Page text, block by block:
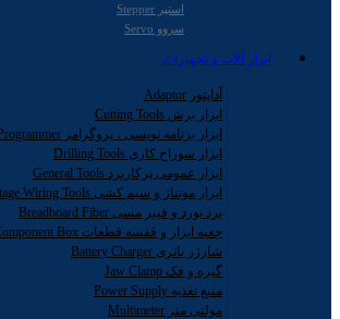
استپر Stepper
سروو Servo
ابزار آلات و تجهیزات
آداپتور Adaptor
ابزار برش Cutting Tools
ابزار برنامه نویسی ، پروگرامر Programmer
ابزار سوراخ کاری Drilling Tools
ابزار عمومی پرکاربرد General Tools
ابزار مونتاژ و سیم کشی Montage Wiring Tools
برد بورد و فیبر مسی Breadboard Fiber
جعبه ابزار و قفسه قطعات Tool & Component Box
شارژر باتری Battery Charger
گیره و فک Jaw Clamp
منبع تغذیه Power Supply
مولتی متر Multimeter